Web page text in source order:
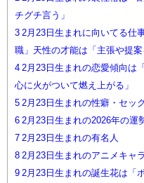
チグチ言う」
3 2月23日生まれに向いてる仕
職」天性の才能は「主張や提案
4 2月23日生まれの恋愛傾向は
心に火がついて燃え上がる」
5 2月23日生まれの性癖・セッ
6 2月23日生まれの2026年の運
7 2月23日生まれの有名人
8 2月23日生まれのアニメキャラ
9 2月23日生まれの誕生花は「